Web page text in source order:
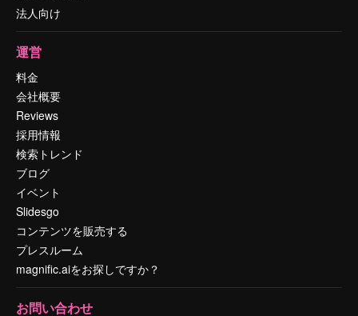
法人向け
運営
料金
会社概要
Reviews
採用情報
検索トレンド
ブログ
イベント
Slidesgo
コンテンツを販売する
プレスルーム
magnific.aiをお探しですか？
お問い合わせ